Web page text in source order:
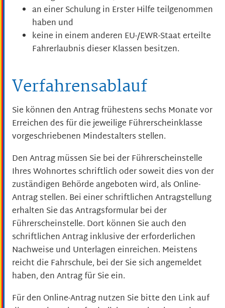
an einer Schulung in Erster Hilfe teilgenommen
haben und
keine in einem anderen EU-/EWR-Staat erteilte
Fahrerlaubnis dieser Klassen besitzen.
Verfahrensablauf
Sie können den Antrag frühestens sechs Monate vor
Erreichen des für die jeweilige Führerscheinklasse
vorgeschriebenen Mindestalters stellen.
Den Antrag müssen Sie bei der Führerscheinstelle
Ihres Wohnortes schriftlich oder soweit dies von der
zuständigen Behörde angeboten wird, als Online-
Antrag stellen. Bei einer schriftlichen Antragstellung
erhalten Sie das Antragsformular bei der
Führerscheinstelle. Dort können Sie auch den
schriftlichen Antrag inklusive der erforderlichen
Nachweise und Unterlagen einreichen. Meistens
reicht die Fahrschule, bei der Sie sich angemeldet
haben, den Antrag für Sie ein.
Für den Online-Antrag nutzen Sie bitte den Link auf